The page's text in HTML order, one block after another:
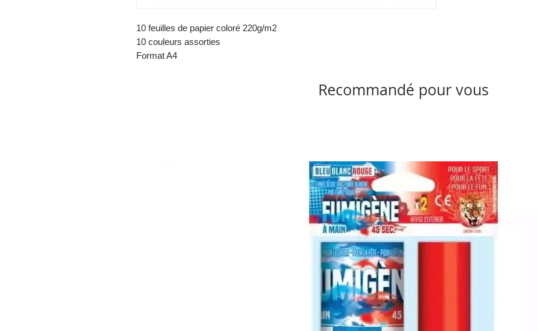
10 feuilles de papier coloré 220g/m2
10 couleurs assorties
Format A4
Recommandé pour vous